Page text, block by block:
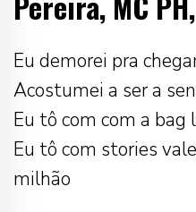
Eu demorei pra
Acostumei a ser a
Eu tô com com a bag
Eu tô com stories
milhão